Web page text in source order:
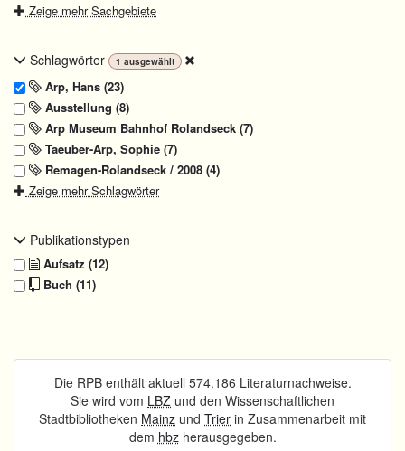
Zeige mehr Sachgebiete
Schlagwörter 1 ausgewählt
Arp, Hans (23)
Ausstellung (8)
Arp Museum Bahnhof Rolandseck (7)
Taeuber-Arp, Sophie (7)
Remagen-Rolandseck / 2008 (4)
Zeige mehr Schlagwörter
Publikationstypen
Aufsatz (12)
Buch (11)
Die RPB enthält aktuell 574.186 Literaturnachweise.
Sie wird vom LBZ und den Wissenschaftlichen
Stadtbibliotheken Mainz und Trier in Zusammenarbeit mit
dem hbzherausgegeben.